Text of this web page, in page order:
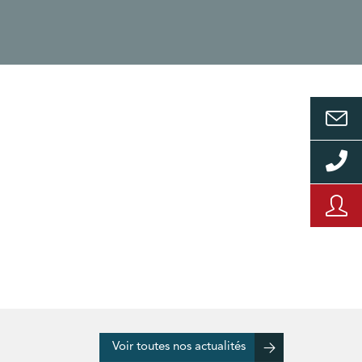
Voir toutes nos actualités